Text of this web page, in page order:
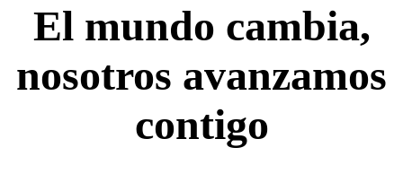
El mundo cambia,
nosotros avanzamos
contigo